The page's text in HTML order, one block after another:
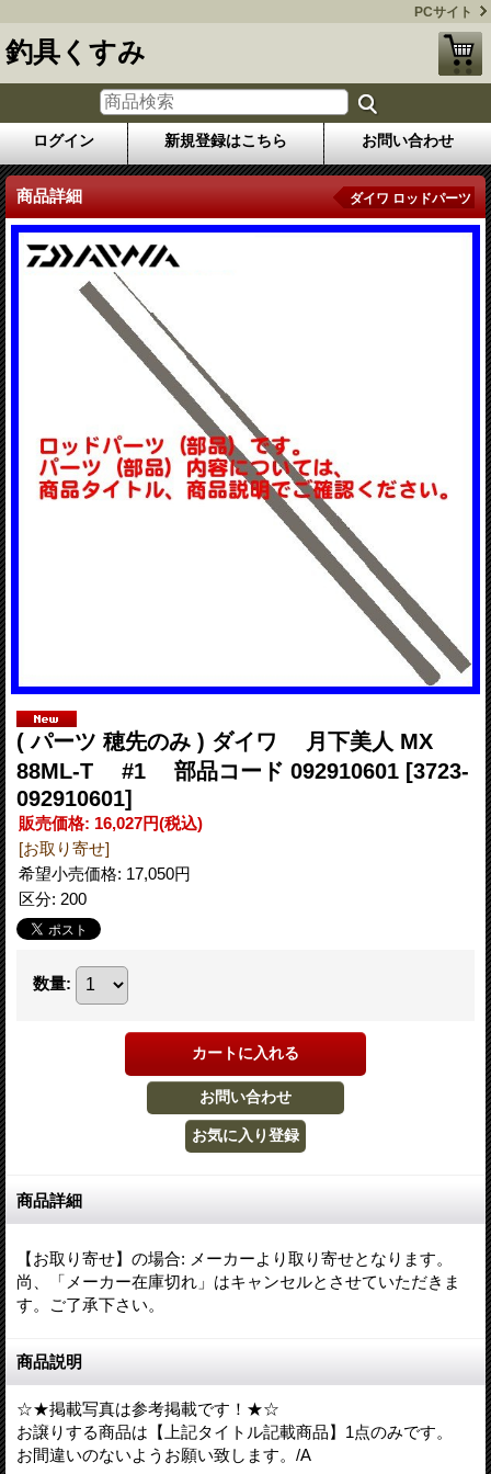
PCサイト
釣具くすみ
ログイン 新規登録はこちら お問い合わせ
商品詳細 ダイワ ロッドパーツ
( パーツ 穂先のみ ) ダイワ 月下美人 MX
88ML-T #1 部品コード 092910601 [3723-
092910601]
販売価格: 16,027円(税込)
[お取り寄せ]
希望小売価格: 17,050円
区分: 200
数量:
商品詳細
【お取り寄せ】の場合: メーカーより取り寄せとなります。
尚、「メーカー在庫切れ」はキャンセルとさせていただきま
す。ご了承下さい。
商品説明
☆★掲載写真は参考掲載です！★☆
お譲りする商品は【上記タイトル記載商品】1点のみです。
お間違いのないようお願い致します。/A